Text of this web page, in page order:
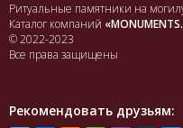
Ритуальные памятники на
Каталог компаний
© 2022-2023
Все права защищены
Рекомендовать друзьям: